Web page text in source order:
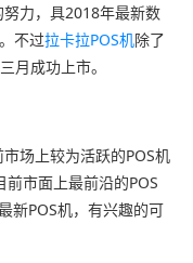
力，具2018年最新数
不过拉卡拉POS机除了
月成功上市。
场上较为活跃的POS机
前市面上最前沿的POS
新POS机，有兴趣的可